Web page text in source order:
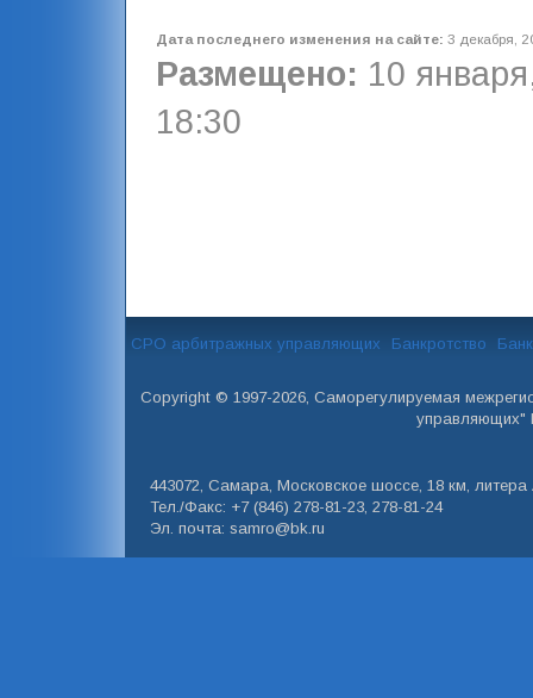
Дата последнего изменения на сайте: 3 декабря,
Размещено: 10
18:30
СРО арбитражных управляющих Банкротство
Copyright © 1997-2026, Саморегулируемая
управляющих"
443072, Самара, Московское шоссе, 18 км, литера
Тел./Факс: +7 (846) 278-81-23, 278-81-24
Эл. почта: samro@bk.ru